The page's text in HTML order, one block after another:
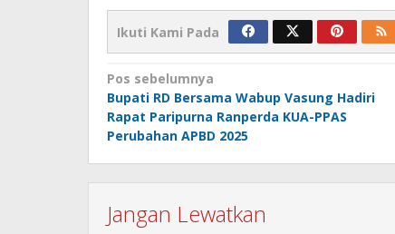
Ikuti Kami Pada
Navigasi
pos
Pos sebelumnya
Bupati RD Bersama Wabup Vasung Hadiri
Rapat Paripurna Ranperda KUA-PPAS
Perubahan APBD 2025
Jangan Lewatkan